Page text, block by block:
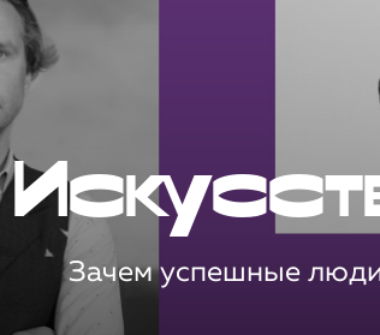
Зачем успешные люди